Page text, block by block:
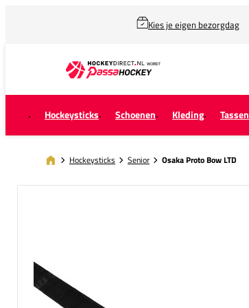
Kies je eigen bezorgdag
Hockeysticks Schoenen Kleding Tassen
Hockeysticks Senior Osaka Proto Bow LTD